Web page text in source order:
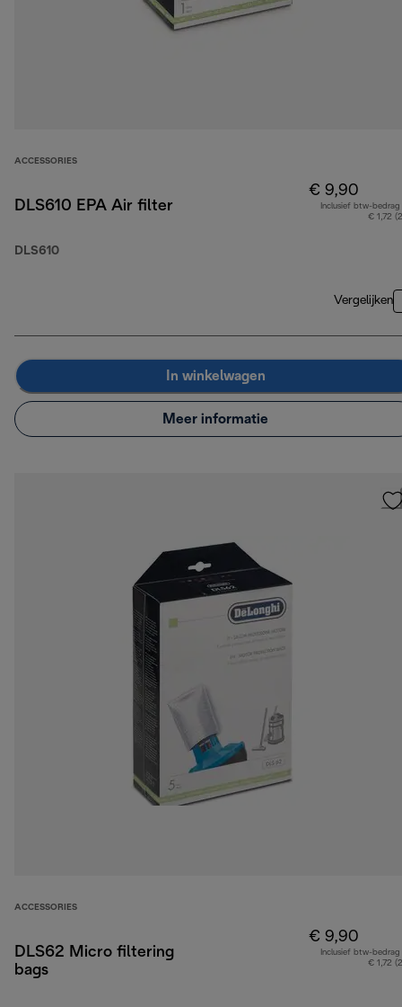
ACCESSORIES
DLS610 EPA Air filter
DLS610
€ 9,90
Inclusief btw-bedrag
€ 1,72
Vergelijken
In winkelwagen
Meer informatie
ACCESSORIES
DLS62 Micro filtering
bags
€ 9,90
Inclusief btw-bedrag
€ 1,72